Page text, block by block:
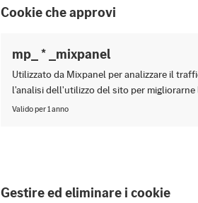
Cookie che approvi
mp_ * _mixpanel
Utilizzato da Mixpanel per analizzare il
l'analisi dell'utilizzo del sito per
Valido per 1 anno
Gestire ed eliminare i cookie